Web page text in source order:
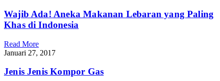
Wajib Ada! Aneka Makanan Lebaran yang Paling
Khas di Indonesia
Read More
Januari 27, 2017
Jenis Jenis Kompor Gas